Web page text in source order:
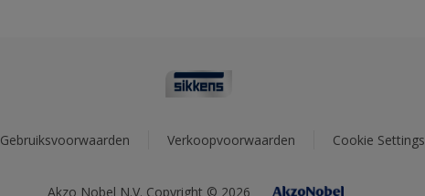
Gebruiksvoorwaarden Verkoopvoorwaarden Cookie Settings
Akzo Nobel N.V. Copyright © 2026